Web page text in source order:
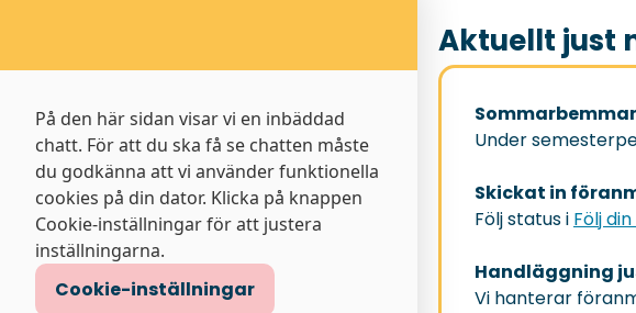
Avtalsvillkor
Aktuellt just
Under
Skickat in
Följ status i Följ
Handläggning
Vi hanterar
På den här sidan visar vi en inbäddad
chatt. För att du ska få se chatten måste
du godkänna att vi använder funktionella
cookies på din dator. Klicka på knappen
Cookie-inställningar för att justera
inställningarna.
Cookie-inställningar